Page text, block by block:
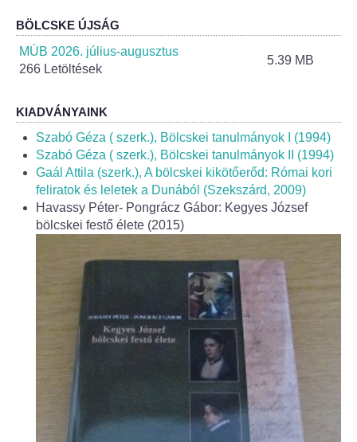
Helyi Esélyegyenlőség Program
Alapítványok
Helyi Építési Szabályzat
INTÉZMÉNYEK
Bölcskei Mesevár Óvoda és Bölcsőde
Óvodakert
Egészségügy
Háziorvos
Fogorvos
Védőnői szolgálat
BÖLCSKE ÚJSÁG
MÚB 2026. július-augusztus
266 Letöltések
5.39 MB
KIADVÁNYAINK
Szabó Géza ( szerk.), Bölcskei tanulmányok I (1994)
Szabó Géza ( szerk.), Bölcskei tanulmányok II (1994)
Gaál Attila (szerk.), A bölcskei kikötőerőd: Római kori
feliratok és leletek a Dunából (Szekszárd, 2009)
Havassy Péter- Pongrácz Gábor: Kegyes József
bölcskei festő élete (2015)